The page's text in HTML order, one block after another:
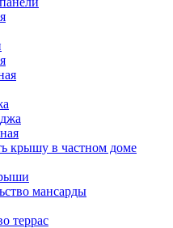
крышу в частном доме
мансарды
террас